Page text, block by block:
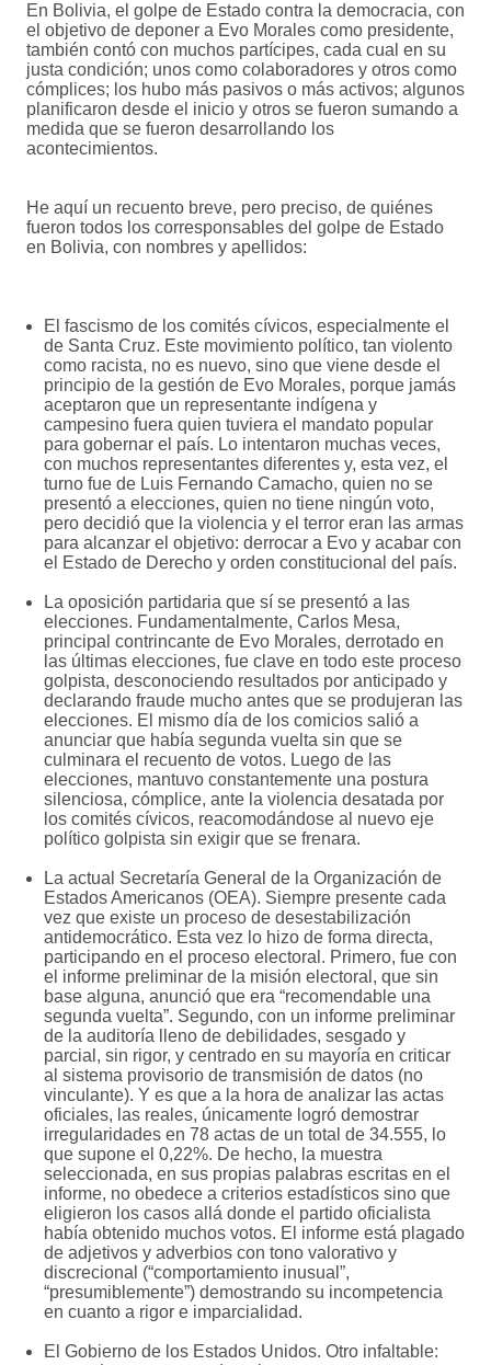
En Bolivia, el golpe de Estado contra la democracia, con
el objetivo de deponer a Evo Morales como presidente,
también contó con muchos partícipes, cada cual en su
justa condición; unos como colaboradores y otros como
cómplices; los hubo más pasivos o más activos; algunos
planificaron desde el inicio y otros se fueron sumando a
medida que se fueron desarrollando los
acontecimientos.
He aquí un recuento breve, pero preciso, de quiénes
fueron todos los corresponsables del golpe de Estado
en Bolivia, con nombres y apellidos:
El fascismo de los comités cívicos, especialmente el
de Santa Cruz. Este movimiento político, tan violento
como racista, no es nuevo, sino que viene desde el
principio de la gestión de Evo Morales, porque jamás
aceptaron que un representante indígena y
campesino fuera quien tuviera el mandato popular
para gobernar el país. Lo intentaron muchas veces,
con muchos representantes diferentes y, esta vez, el
turno fue de Luis Fernando Camacho, quien no se
presentó a elecciones, quien no tiene ningún voto,
pero decidió que la violencia y el terror eran las armas
para alcanzar el objetivo: derrocar a Evo y acabar con
el Estado de Derecho y orden constitucional del país.
La oposición partidaria que sí se presentó a las
elecciones. Fundamentalmente, Carlos Mesa,
principal contrincante de Evo Morales, derrotado en
las últimas elecciones, fue clave en todo este proceso
golpista, desconociendo resultados por anticipado y
declarando fraude mucho antes que se produjeran las
elecciones. El mismo día de los comicios salió a
anunciar que había segunda vuelta sin que se
culminara el recuento de votos. Luego de las
elecciones, mantuvo constantemente una postura
silenciosa, cómplice, ante la violencia desatada por
los comités cívicos, reacomodándose al nuevo eje
político golpista sin exigir que se frenara.
La actual Secretaría General de la Organización de
Estados Americanos (OEA). Siempre presente cada
vez que existe un proceso de desestabilización
antidemocrático. Esta vez lo hizo de forma directa,
participando en el proceso electoral. Primero, fue con
el informe preliminar de la misión electoral, que sin
base alguna, anunció que era “recomendable una
segunda vuelta”. Segundo, con un informe preliminar
de la auditoría lleno de debilidades, sesgado y
parcial, sin rigor, y centrado en su mayoría en criticar
al sistema provisorio de transmisión de datos (no
vinculante). Y es que a la hora de analizar las actas
oficiales, las reales, únicamente logró demostrar
irregularidades en 78 actas de un total de 34.555, lo
que supone el 0,22%. De hecho, la muestra
seleccionada, en sus propias palabras escritas en el
informe, no obedece a criterios estadísticos sino que
eligieron los casos allá donde el partido oficialista
había obtenido muchos votos. El informe está plagado
de adjetivos y adverbios con tono valorativo y
discrecional (“comportamiento inusual”,
“presumiblemente”) demostrando su incompetencia
en cuanto a rigor e imparcialidad.
El Gobierno de los Estados Unidos. Otro infaltable: